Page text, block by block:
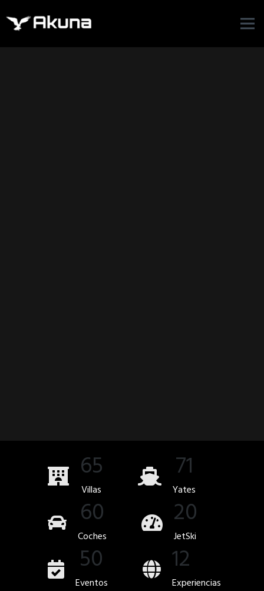
65
Villas
71
Yates
60
Coches
20
JetSki
50
Eventos
12
Experiencias